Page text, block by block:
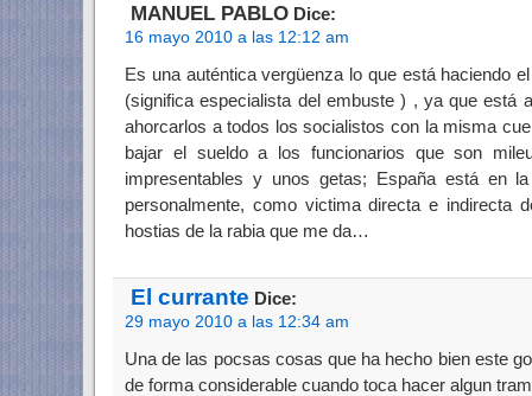
MANUEL PABLO Dice:
16 mayo 2010 a las 12:12 am
Es una auténtica vergüenza lo que está haciendo
(significa especialista del embuste ) , ya que está
ahorcarlos a todos los socialistos con la misma
bajar el sueldo a los funcionarios que son
impresentables y unos getas; España está en
personalmente, como victima directa e indirecta
hostias de la rabia que me da…
El currante Dice:
29 mayo 2010 a las 12:34 am
Una de las pocsas cosas que ha hecho bien este
de forma considerable cuando toca hacer algun